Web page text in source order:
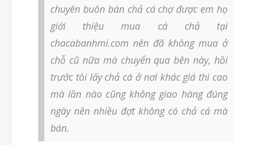
chuyên buôn bán chả cá chợ được em họ
giới thiệu mua cá chả tại
chacabanhmi.com nên đã không mua ở
chỗ cũ nữa mà chuyển qua bên này, hồi
trước tôi lấy chả cá ở nơi khác giá thì cao
mà lần nào cũng không giao hàng đúng
ngày nên nhiều đợt không có chả cá mà
bán.